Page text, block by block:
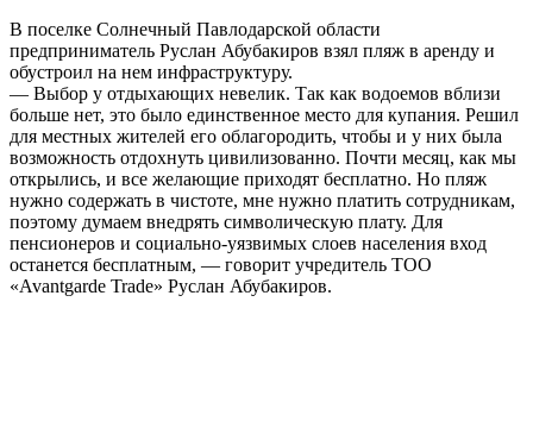
В поселке Солнечный Павлодарской области
предприниматель Руслан Абубакиров взял пляж в аренду и
обустроил на нем инфраструктуру.
— Выбор у отдыхающих невелик. Так как водоемов вблизи
больше нет, это было единственное место для купания. Решил
для местных жителей его облагородить, чтобы и у них была
возможность отдохнуть цивилизованно. Почти месяц, как мы
открылись, и все желающие приходят бесплатно. Но пляж
нужно содержать в чистоте, мне нужно платить сотрудникам,
поэтому думаем внедрять символическую плату. Для
пенсионеров и социально-уязвимых слоев населения вход
останется бесплатным, — говорит учредитель ТОО
«Avantgarde Trade» Руслан Абубакиров.